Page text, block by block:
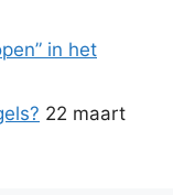
in het
22 maart